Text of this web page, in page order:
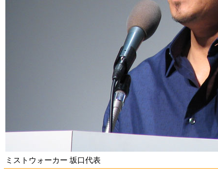
ミストウォーカー 坂口代表